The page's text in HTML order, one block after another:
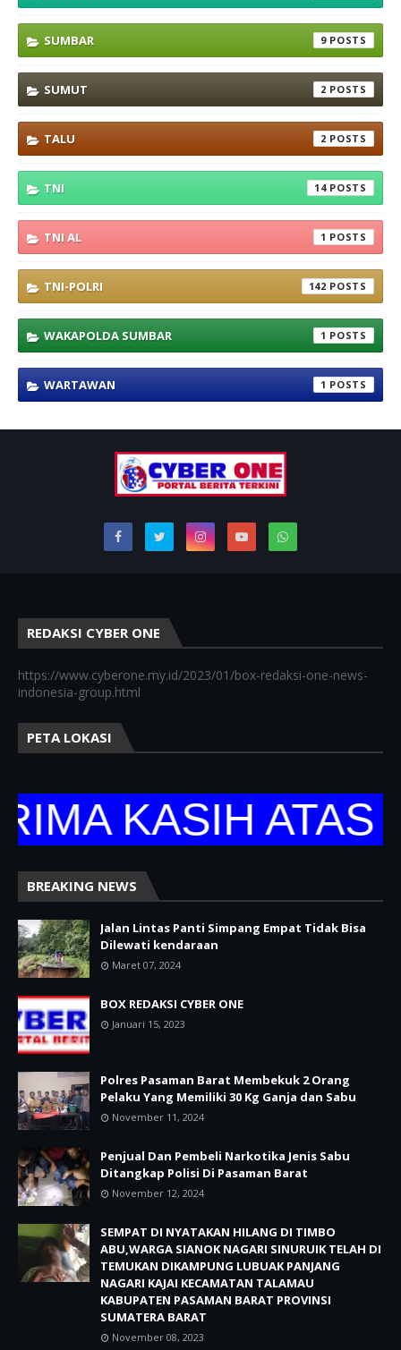
SUMBAR 9
SUMUT 2
TALU 2
TNI 14
TNI AL 1
TNI-POLRI 142
WAKAPOLDA SUMBAR 1
WARTAWAN 1
REDAKSI CYBER ONE
https://www.cyberone.my.id/2023/01/box-redaksi-one-news-
indonesia-group.html
PETA LOKASI
KASIH ATAS
BREAKING NEWS
Jalan Lintas Panti Simpang Empat Tidak Bisa
Dilewati kendaraan
Maret 07, 2024
BOX REDAKSI CYBER ONE
Januari 15, 2023
Polres Pasaman Barat Membekuk 2 Orang
Pelaku Yang Memiliki 30 Kg Ganja dan Sabu
November 11, 2024
Penjual Dan Pembeli Narkotika Jenis Sabu
Ditangkap Polisi Di Pasaman Barat
November 12, 2024
SEMPAT DI NYATAKAN HILANG DI TIMBO
ABU,WARGA SIANOK NAGARI SINURUIK TELAH DI
TEMUKAN DIKAMPUNG LUBUAK PANJANG
NAGARI KAJAI KECAMATAN TALAMAU
KABUPATEN PASAMAN BARAT PROVINSI
SUMATERA BARAT
November 08, 2023